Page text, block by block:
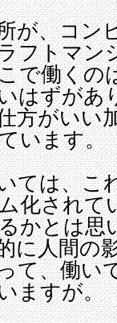
が、コン
フトマン
で働くの
はずがあ
方がいい
います。
ては、こ
化されて
かとは思
に人間の
て、働い
ますが。